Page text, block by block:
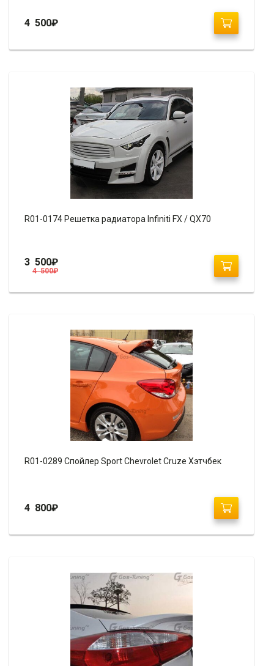
4 500₽
R01-0174 Решетка радиатора Infiniti FX / QX70
4 500₽
3 500₽
R01-0289 Спойлер Sport Chevrolet Cruze Хэтчбек
4 800₽